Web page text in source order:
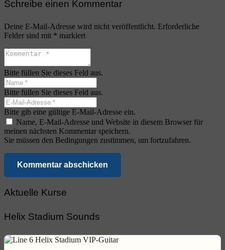
Schreibe einen Kommentar
Deine E-Mail-Adresse wird nicht veröffentlicht. Erforderliche
Felder sind mit * markiert
Bitte füllen Sie dieses Feld aus.
Bitte füllen Sie dieses Feld aus.
Bitte gib eine gültige E-Mail-Adresse ein.
Name, E-Mail-Adresse und Website in diesem Browser für
meinen nächsten Kommentar speichern.
Sie müssen den Bedingungen zustimmen, um fortzufahren.
Kommentar abschicken
Aktuelle Kurse
Helix Stadium Sounds